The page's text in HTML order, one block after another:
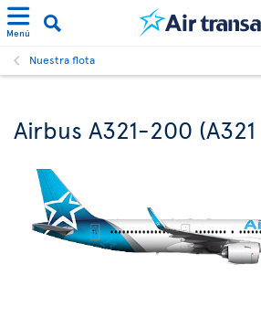
Menú
Nuestra flota
Airbus A321-200